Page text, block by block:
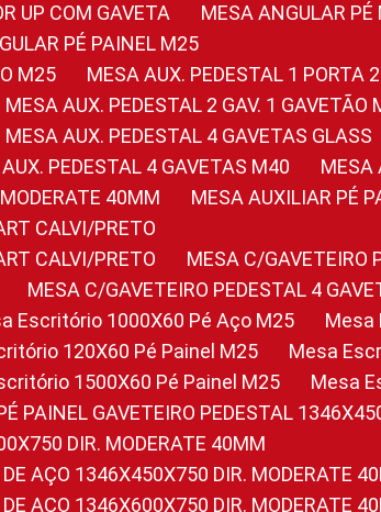
UP COM GAVETA
MESA ANGULAR
PÉ PAINEL M25
M25
MESA AUX. PEDESTAL 1 PORTA
MESA AUX. PEDESTAL 2 GAV. 1 GAVETÃO
MESA AUX. PEDESTAL 4 GAVETAS GLASS
AUX. PEDESTAL 4 GAVETAS M40
MODERATE 40MM
MESA AUXILIAR PÉ
CALVI/PRETO
CALVI/PRETO
MESA C/
MESA C/GAVETEIRO PEDESTAL 4
Escritório 1000X60 Pé Aço M25
120X60 Pé Painel M25
Mesa
1500X60 Pé Painel M25
Mesa
PÉ PAINEL GAVETEIRO PEDESTAL
DIR. MODERATE 40MM
DE AÇO 1346X450X750 DIR. MODERATE
DE AÇO 1346X600X750 DIR. MODERATE